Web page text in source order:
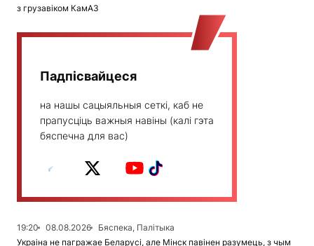
з грузавіком КамАЗ
Падпісвайцеся
на нашы сацыяльныя сеткі, каб не
прапусціць важныя навіны (калі гэта
бяспечна для вас)
19:20 08.08.2026
Бяспека, Палітыка
Украіна не пагражае Беларусі, але Мінск павінен разумець, з чым